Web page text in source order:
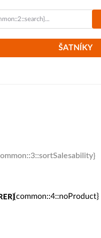
ŠATNÍKY
{common::4::noProduct}